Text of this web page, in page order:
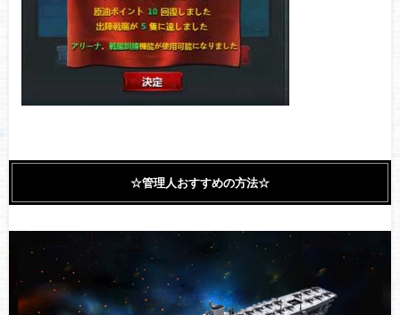
☆管理人おすすめの方法☆